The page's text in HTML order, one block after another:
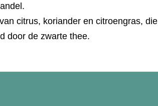
citrus, koriander en citroengras, die
door de zwarte thee.